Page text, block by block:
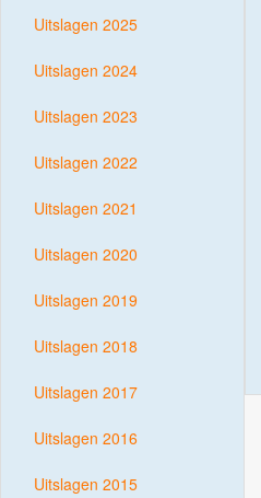
Uitslagen 2025
Uitslagen 2024
Uitslagen 2023
Uitslagen 2022
Uitslagen 2021
Uitslagen 2020
Uitslagen 2019
Uitslagen 2018
Uitslagen 2017
Uitslagen 2016
Uitslagen 2015